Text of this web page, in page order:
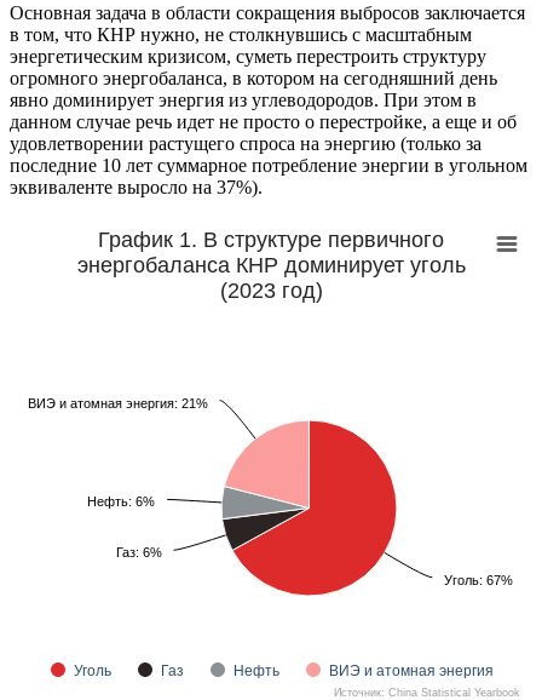
Основная задача в области сокращения выбросов заключается
в том, что КНР нужно, не столкнувшись с масштабным
энергетическим кризисом, суметь перестроить структуру
огромного энергобаланса, в котором на сегодняшний день
явно доминирует энергия из углеводородов. При этом в
данном случае речь идет не просто о перестройке, а еще и об
удовлетворении растущего спроса на энергию (только за
последние 10 лет суммарное потребление энергии в угольном
эквиваленте выросло на 37%).
График 1. В структуре первичного
энергобаланса КНР доминирует уголь
(2023 год)
Уголь: 67%
Уголь: 67%
Газ: 6%
Газ: 6%
Нефть: 6%
Нефть: 6%
ВИЭ и атомная энергия: 21%
ВИЭ и атомная энергия: 21%
Уголь Газ Нефть ВИЭ и атомная энергия
Источник: China Statistical Yearbook